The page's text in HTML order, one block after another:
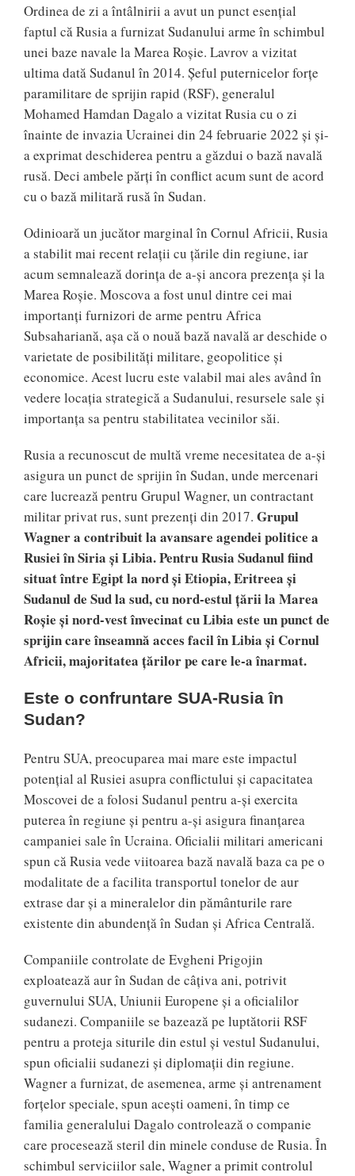
Ordinea de zi a întâlnirii a avut un punct esențial
faptul că Rusia a furnizat Sudanului arme în schimbul
unei baze navale la Marea Roșie. Lavrov a vizitat
ultima dată Sudanul în 2014. Șeful puternicelor forțe
paramilitare de sprijin rapid (RSF), generalul
Mohamed Hamdan Dagalo a vizitat Rusia cu o zi
înainte de invazia Ucrainei din 24 februarie 2022 și și-
a exprimat deschiderea pentru a găzdui o bază navală
rusă. Deci ambele părți în conflict acum sunt de acord
cu o bază militară rusă în Sudan.
Odinioară un jucător marginal în Cornul Africii, Rusia
a stabilit mai recent relații cu țările din regiune, iar
acum semnalează dorința de a-și ancora prezența și la
Marea Roșie. Moscova a fost unul dintre cei mai
importanți furnizori de arme pentru Africa
Subsahariană, așa că o nouă bază navală ar deschide o
varietate de posibilități militare, geopolitice și
economice. Acest lucru este valabil mai ales având în
vedere locația strategică a Sudanului, resursele sale și
importanța sa pentru stabilitatea vecinilor săi.
Rusia a recunoscut de multă vreme necesitatea de a-și
asigura un punct de sprijin în Sudan, unde mercenari
care lucrează pentru Grupul Wagner, un contractant
militar privat rus, sunt prezenți din 2017. Grupul
Wagner a contribuit la avansare agendei politice a
Rusiei în Siria și Libia. Pentru Rusia Sudanul fiind
situat între Egipt la nord și Etiopia, Eritreea și
Sudanul de Sud la sud, cu nord-estul țării la Marea
Roșie și nord-vest învecinat cu Libia este un punct de
sprijin care înseamnă acces facil în Libia și Cornul
Africii, majoritatea țărilor pe care le-a înarmat.
Este o confruntare SUA-Rusia în
Sudan?
Pentru SUA, preocuparea mai mare este impactul
potențial al Rusiei asupra conflictului și capacitatea
Moscovei de a folosi Sudanul pentru a-și exercita
puterea în regiune și pentru a-și asigura finanțarea
campaniei sale în Ucraina. Oficialii militari americani
spun că Rusia vede viitoarea bază navală baza ca pe o
modalitate de a facilita transportul tonelor de aur
extrase dar și a mineralelor din pământurile rare
existente din abundență în Sudan și Africa Centrală.
Companiile controlate de Evgheni Prigojin
exploatează aur în Sudan de câțiva ani, potrivit
guvernului SUA, Uniunii Europene și a oficialilor
sudanezi. Companiile se bazează pe luptătorii RSF
pentru a proteja siturile din estul și vestul Sudanului,
spun oficialii sudanezi și diplomații din regiune.
Wagner a furnizat, de asemenea, arme și antrenament
forțelor speciale, spun acești oameni, în timp ce
familia generalului Dagalo controlează o companie
care procesează steril din minele conduse de Rusia. În
schimbul serviciilor sale, Wagner a primit controlul